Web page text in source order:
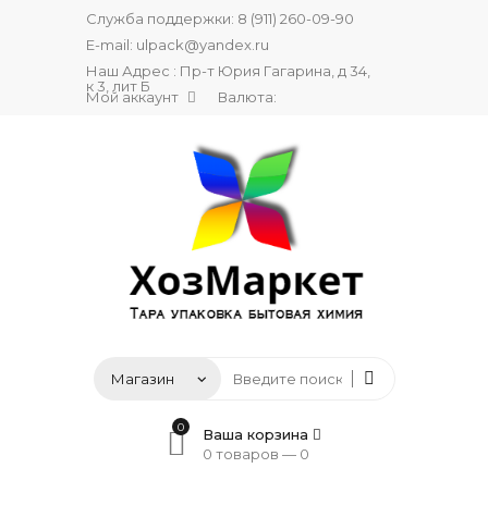
Служба поддержки: 8 (911) 260-09-90
E-mail: ulpack@yandex.ru
Наш Адрес : Пр-т Юрия Гагарина, д 34,
к 3, лит Б
Мой аккаунт Валюта:
0
Ваша корзина
0 товаров — 0